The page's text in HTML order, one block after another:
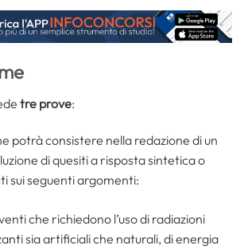
tre prove:
potrà consistere nella redazione di un
di quesiti a risposta sintetica o
sui seguenti argomenti:
che richiedono l’uso di radiazioni
sia artificiali che naturali, di energia